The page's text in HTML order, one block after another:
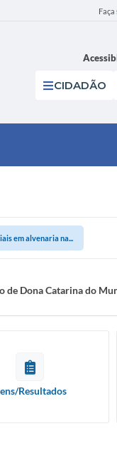
Faça
CIDADÃO
em alvenaria na...
de Dona Catarina do
Resultados